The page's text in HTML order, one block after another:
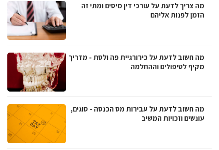
מה צריך לדעת על עורכי דין מיסים ומתי זה
הזמן לפנות אליהם
מה חשוב לדעת על כירורגיית פה ולסת - מדריך
מקיף לטיפולים וההחלמה
מה חשוב לדעת על עבירות מס הכנסה - סוגים,
עונשים וזכויות המשיב